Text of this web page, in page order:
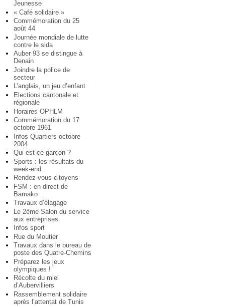
Jeunesse
« Café solidaire »
Commémoration du 25
août 44
Journée mondiale de lutte
contre le sida
Auber 93 se distingue à
Denain
Joindre la police de
secteur
L’anglais, un jeu d’enfant
Elections cantonale et
régionale
Horaires OPHLM
Commémoration du 17
octobre 1961
Infos Quartiers octobre
2004
Qui est ce garçon ?
Sports : les résultats du
week-end
Rendez-vous citoyens
FSM : en direct de
Bamako
Travaux d’élagage
Le 2ème Salon du service
aux entreprises
Infos sport
Rue du Moutier
Travaux dans le bureau de
poste des Quatre-Chemins
Préparez les jeux
olympiques !
Récolte du miel
d’Aubervilliers
Rassemblement solidaire
après l’attentat de Tunis